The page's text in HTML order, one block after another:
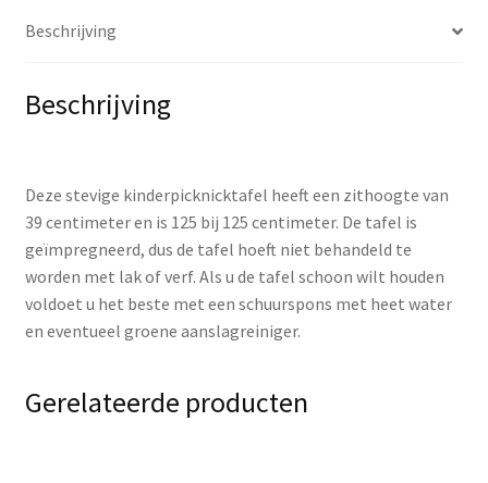
Beschrijving
Beschrijving
Deze stevige kinderpicknicktafel heeft een zithoogte van
39 centimeter en is 125 bij 125 centimeter. De tafel is
geïmpregneerd, dus de tafel hoeft niet behandeld te
worden met lak of verf. Als u de tafel schoon wilt houden
voldoet u het beste met een schuurspons met heet water
en eventueel groene aanslagreiniger.
Gerelateerde producten